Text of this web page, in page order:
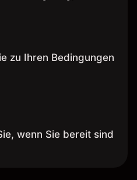
zu Ihren Bedingungen
wenn Sie bereit sind